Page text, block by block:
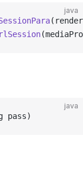
java
java
pass)